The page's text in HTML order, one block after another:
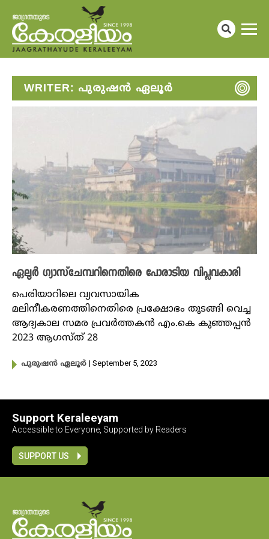
WRITER: പുരുഷൻ ഏലൂർ
ഏലൂർ ​ഗ്യാസ്ചേമ്പറിനെതിരെ പോരാടിയ വിപ്ലവകാരി
പെരിയാറിലെ വ്യവസായിക
മലിനീകരണത്തിനെതിരെ പ്രക്ഷോഭം തുടങ്ങി വെച്ച
ആദ്യകാല സമര പ്രവർത്തകൻ എം.കെ കുഞ്ഞപ്പൻ
2023 ആ​ഗസ്ത് 28
പുരുഷൻ ഏലൂർ | September 5, 2023
Support Keraleeyam
Accessible to Everyone, Supported by Readers
SUPPORT US